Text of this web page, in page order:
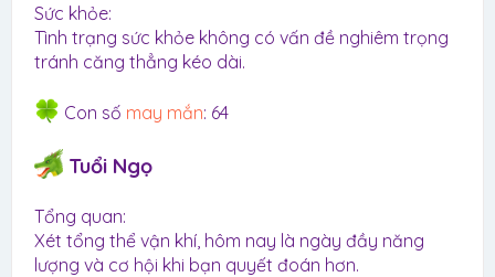
Sức khỏe:
Tình trạng sức khỏe không có vấn đề nghiêm trọng
tránh căng thẳng kéo dài.
Con số may mắn: 64
Tuổi Ngọ
Tổng quan:
Xét tổng thể vận khí, hôm nay là ngày đầy năng
lượng và cơ hội khi bạn quyết đoán hơn.